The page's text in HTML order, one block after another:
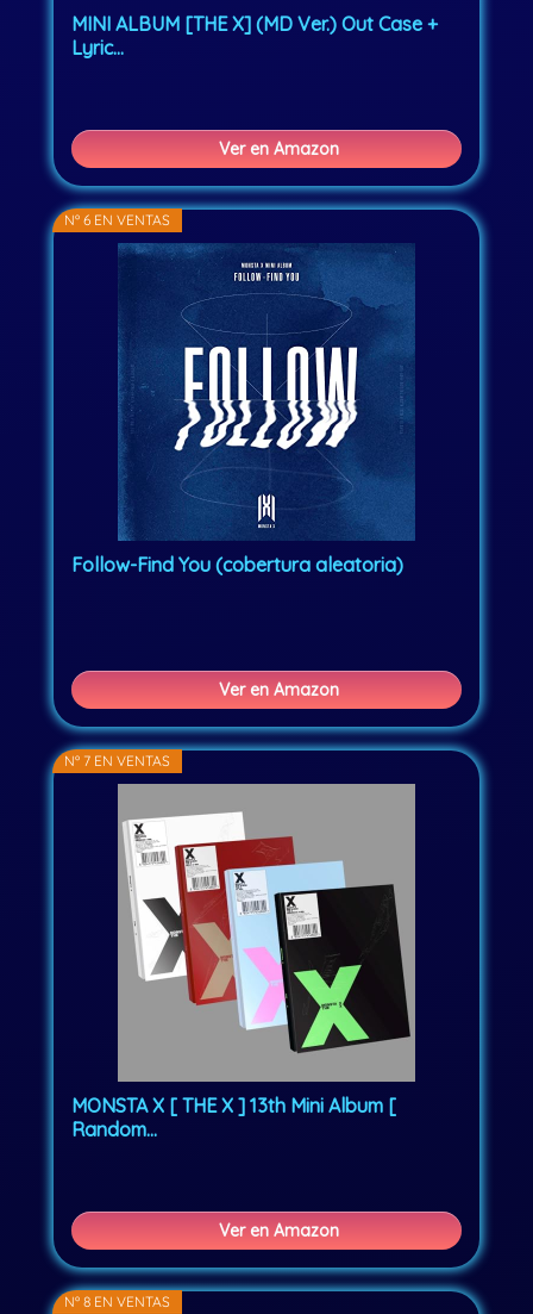
MINI ALBUM [THE X] (MD Ver.) Out Case +
Lyric...
Ver en Amazon
Nº 6 EN VENTAS
Follow-Find You (cobertura aleatoria)
Ver en Amazon
Nº 7 EN VENTAS
MONSTA X [ THE X ] 13th Mini Album [
Random...
Ver en Amazon
Nº 8 EN VENTAS